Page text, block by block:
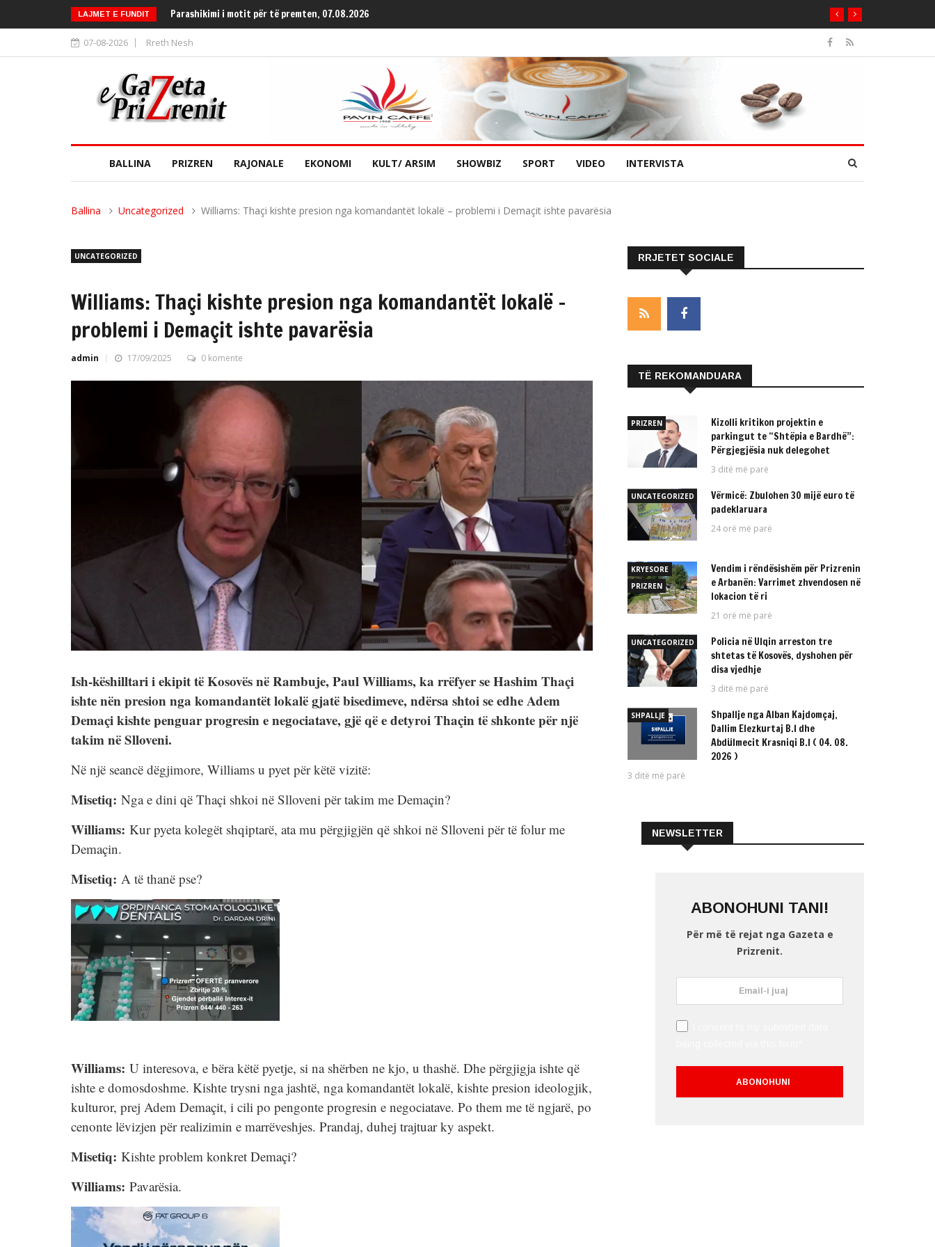
LAJMET E FUNDIT Parashikimi i motit për të premten, 07.08.2026
07-08-2026 Rreth Nesh
BALLINA PRIZREN RAJONALE EKONOMI KULT/ ARSIM SHOWBIZ SPORT VIDEO INTERVISTA
Ballina Uncategorized Williams: Thaçi kishte presion nga komandantët lokalë – problemi i Demaçit ishte pavarësia
UNCATEGORIZED
Williams: Thaçi kishte presion nga komandantët lokalë –
problemi i Demaçit ishte pavarësia
admin 17/09/2025 0 komente
Ish-këshilltari i ekipit të Kosovës në Rambuje, Paul Williams, ka rrëfyer se Hashim Thaçi
ishte nën presion nga komandantët lokalë gjatë bisedimeve, ndërsa shtoi se edhe Adem
Demaçi kishte penguar progresin e negociatave, gjë që e detyroi Thaçin të shkonte për një
takim në Slloveni.
Në një seancë dëgjimore, Williams u pyet për këtë vizitë:
Misetiq: Nga e dini që Thaçi shkoi në Slloveni për takim me Demaçin?
Williams: Kur pyeta kolegët shqiptarë, ata mu përgjigjën që shkoi në Slloveni për të folur me
Demaçin.
Misetiq: A të thanë pse?
Williams: U interesova, e bëra këtë pyetje, si na shërben ne kjo, u thashë. Dhe përgjigja ishte që
ishte e domosdoshme. Kishte trysni nga jashtë, nga komandantët lokalë, kishte presion ideologjik,
kulturor, prej Adem Demaçit, i cili po pengonte progresin e negociatave. Po them me të ngjarë, po
cenonte lëvizjen për realizimin e marrëveshjes. Prandaj, duhej trajtuar ky aspekt.
Misetiq: Kishte problem konkret Demaçi?
Williams: Pavarësia.
RRJETET SOCIALE
TË REKOMANDUARA
PRIZREN
Kizolli kritikon projektin e
parkingut te “Shtëpia e Bardhë”:
Përgjegjësia nuk delegohet
3 ditë më parë
UNCATEGORIZED
Vërmicë: Zbulohen 30 mijë euro të
padeklaruara
24 orë më parë
KRYESORE
PRIZREN
Vendim i rëndësishëm për Prizrenin
e Arbanën: Varrimet zhvendosen në
lokacion të ri
21 orë më parë
UNCATEGORIZED
Policia në Ulqin arreston tre
shtetas të Kosovës, dyshohen për
disa vjedhje
3 ditë më parë
SHPALLJE
Shpallje nga Alban Kajdomçaj,
Dallim Elezkurtaj B.I dhe
Abdülmecit Krasniqi B.I ( 04. 08.
2026 )
3 ditë më parë
NEWSLETTER
ABONOHUNI TANI!
Për më të rejat nga Gazeta e
Prizrenit.